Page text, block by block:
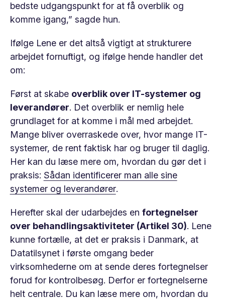
bedste udgangspunkt for at få overblik og
komme igang,” sagde hun.
Ifølge Lene er det altså vigtigt at strukturere
arbejdet fornuftigt, og ifølge hende handler det
om:
Først at skabe overblik over IT-systemer og
leverandører. Det overblik er nemlig hele
grundlaget for at komme i mål med arbejdet.
Mange bliver overraskede over, hvor mange IT-
systemer, de rent faktisk har og bruger til daglig.
Her kan du læse mere om, hvordan du gør det i
praksis: Sådan identificerer man alle sine
systemer og leverandører.
Herefter skal der udarbejdes en fortegnelser
over behandlingsaktiviteter (Artikel 30). Lene
kunne fortælle, at det er praksis i Danmark, at
Datatilsynet i første omgang beder
virksomhederne om at sende deres fortegnelser
forud for kontrolbesøg. Derfor er fortegnelserne
helt centrale. Du kan læse mere om, hvordan du